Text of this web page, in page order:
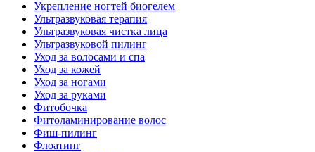
Укрепление ногтей биогелем
Ультразвуковая терапия
Ультразвуковая чистка лица
Ультразвуковой пилинг
Уход за волосами и спа
Уход за кожей
Уход за ногами
Уход за руками
Фитобочка
Фитоламинирование волос
Фиш-пилинг
Флоатинг